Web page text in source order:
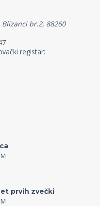
br.2, 88260
registar:
prvih zvečki